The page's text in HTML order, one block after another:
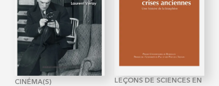
CINÉMA(S)
LEÇONS DE SCIENCES EN